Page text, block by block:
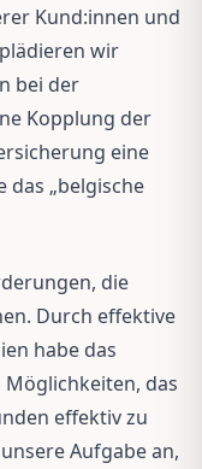
Kund:innen und
wir
bei der
Kopplung der
eine
das „belgische
die
Durch effektive
habe das
das
effektiv zu
Aufgabe an,